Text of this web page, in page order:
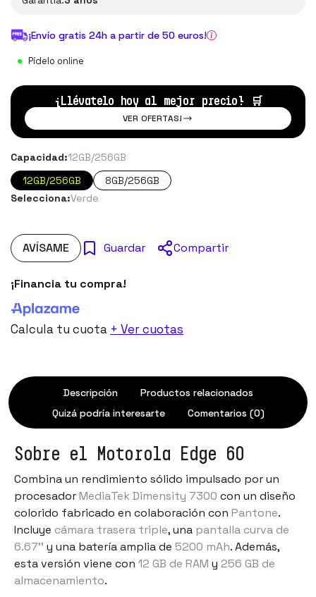
¡Envío gratis 24h a partir de 50 euros!
Pídelo online
¡Llévatelo hoy al mejor precio! 🛒
VER OFERTAS!
Capacidad:12GB/256GB
12GB/256GB
8GB/256GB
Selecciona:Verde
AVÍSAME Guardar Compartir
¡Financia tu compra!
Calcula tu cuota + Ver cuotas
Descripción
Productos relacionados
Quizá podría interesarte
Comentarios (0)
Sobre el Motorola Edge 60
Combina un rendimiento sólido impulsado por un
procesadorMediaTek Dimensity 7300 con un diseño
colorido fabricado en colaboración con Pantone.
Incluye cámara trasera triple, una pantalla curva de
6.67'' y una batería amplia de 5200 mAh. Además,
esta versión viene con 12 GB de RAM y 256 GB de
almacenamiento.